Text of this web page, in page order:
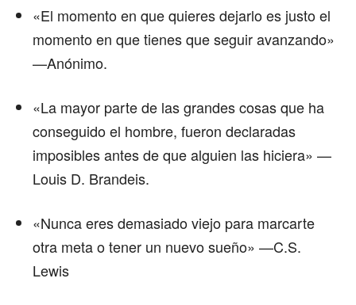
«El momento en que quieres dejarlo es justo el
momento en que tienes que seguir avanzando»
—Anónimo.
«La mayor parte de las grandes cosas que ha
conseguido el hombre, fueron declaradas
imposibles antes de que alguien las hiciera» —
Louis D. Brandeis.
«Nunca eres demasiado viejo para marcarte
otra meta o tener un nuevo sueño» —C.S.
Lewis